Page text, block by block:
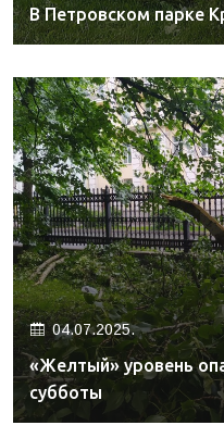
В Петровском парке
04.07.2025.
«Желтый» уровень
субботы